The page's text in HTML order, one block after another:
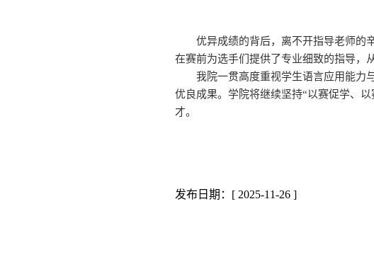
优异成绩的背后，离不开指导老师的
在赛前为选手们提供了专业细致的指导，
我院一贯高度重视学生语言应用能力
优良成果。学院将继续坚持“以赛促学、
才。
发布日期：[ 2025-11-26 ]